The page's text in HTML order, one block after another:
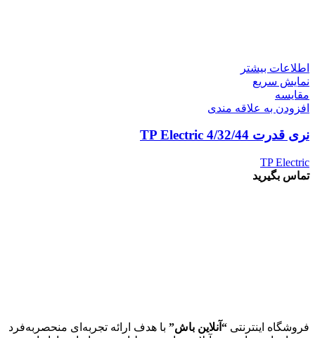
اطلاعات بیشتر
نمایش سریع
مقايسه
افزودن به علاقه مندی
نری قدرت 4/32/44 TP Electric
TP Electric
تماس بگیرید
فروشگاه اینترنتی “آنلاین باش” با هدف ارائه تجربه‌ای منحصربه‌فرد